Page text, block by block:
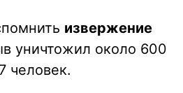
извержение
уничтожил около 600
человек.